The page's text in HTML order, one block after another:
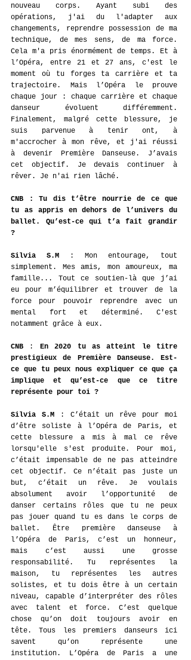
nouveau corps. Ayant subi des
opérations, j'ai du l'adapter aux
changements, reprendre possession de ma
technique, de mes sens, de ma force.
Cela m'a pris énormément de temps. Et à
l’Opéra, entre 21 et 27 ans, c'est le
moment où tu forges ta carrière et ta
trajectoire. Mais l’Opéra le prouve
chaque jour : chaque carrière et chaque
danseur évoluent différemment.
Finalement, malgré cette blessure, je
suis parvenue à tenir ont, à
m'accrocher à mon rêve, et j'ai réussi
à devenir Première Danseuse. J’avais
cet objectif. Je devais continuer à
rêver. Je n'ai rien lâché.
CNB
: Tu dis t’être nourrie de ce que
tu as appris en dehors de l’univers du
ballet. Qu’est-ce qui t’a fait grandir
?
Silvia S.M : Mon entourage, tout
simplement. Mes amis, mon amoureux, ma
famille... Tout ce soutien-là que j’ai
eu pour m’équilibrer et trouver de la
force pour pouvoir reprendre avec un
mental fort et déterminé. C'est
notamment grâce à eux.
CNB :
En 2020 tu as atteint le titre
prestigieux de Première Danseuse. Est-
ce que tu peux nous expliquer ce que ça
implique et qu’est-ce que ce titre
représente pour toi ?
Silvia S.M : C’était un rêve pour moi
d’être soliste à l’Opéra de Paris, et
cette blessure a mis à mal ce rêve
lorsqu'elle s'est produite. Pour moi,
c’était impensable de ne pas atteindre
cet objectif. Ce n’était pas juste un
but, c’était un rêve. Je voulais
absolument avoir l’opportunité de
danser certains rôles que tu ne peux
pas jouer quand tu es dans le corps de
ballet. Être première danseuse à
l’Opéra de Paris, c’est un honneur,
mais c’est aussi une grosse
responsabilité. Tu représentes la
maison, tu représentes les autres
solistes, et tu dois être à un certain
niveau, capable d’interpréter des rôles
avec talent et force. C’est quelque
chose qu’on doit toujours avoir en
tête. Tous les premiers danseurs ici
savent qu’on représente une
institution. L’Opéra de Paris a une